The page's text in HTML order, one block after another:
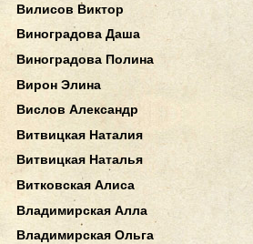
Вилисов Виктор
Виноградова Даша
Виноградова Полина
Вирон Элина
Вислов Александр
Витвицкая Наталия
Витвицкая Наталья
Витковская Алиса
Владимирская Алла
Владимирская Ольга